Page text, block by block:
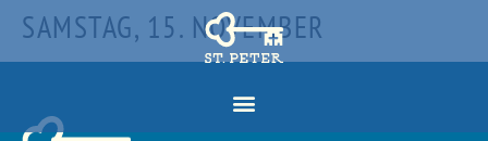
SAMSTAG, 15. NOVEMBER